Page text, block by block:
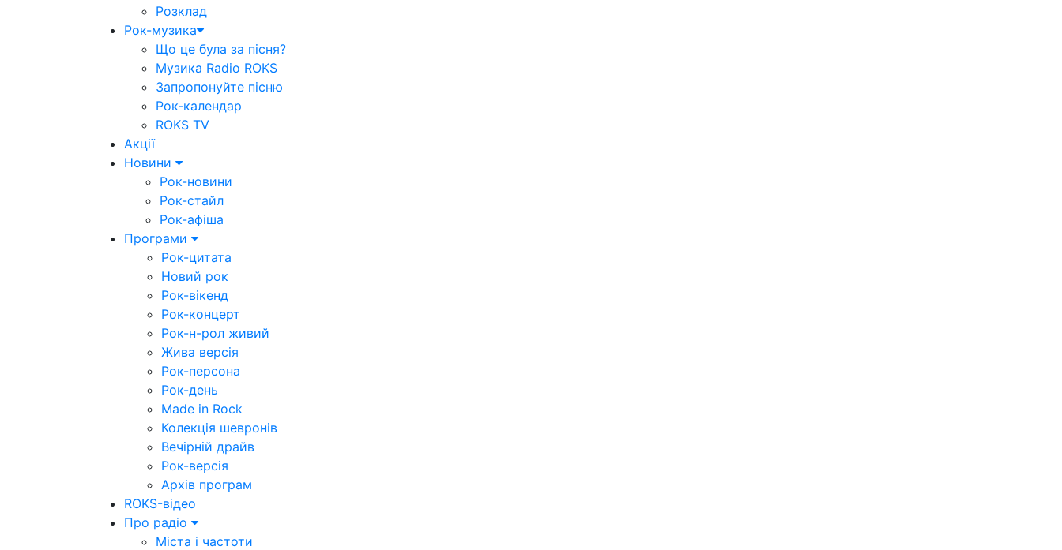
Розклад
Рок-музика
Що це була за пісня?
Музика Radio ROKS
Запропонуйте пісню
Рок-календар
ROKS TV
Акції
Новини
Рок-новини
Рок-стайл
Рок-афіша
Програми
Рок-цитата
Новий рок
Рок-вікенд
Рок-концерт
Рок-н-рол живий
Жива версія
Рок-персона
Рок-день
Made in Rock
Колекція шевронів
Вечірній драйв
Рок-версія
Архів програм
ROKS-відео
Про радіо
Міста і частоти